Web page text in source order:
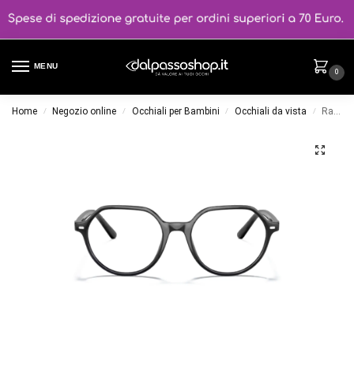
MENU
0
Home / Negozio online / Occhiali per Bambini / Occhiali da vista / Ray-Ban Junior 9095V colore 3542